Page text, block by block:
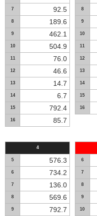
7 92.5
8 189.6
9 462.1
10 504.9
11 76.0
12 46.6
13 14.7
14 6.7
15 792.4
16 85.7
8
9
10
11
12
13
14
15
16
4
5 576.3
6 734.2
7 136.0
8 569.6
9 792.7
6
7
8
9
10